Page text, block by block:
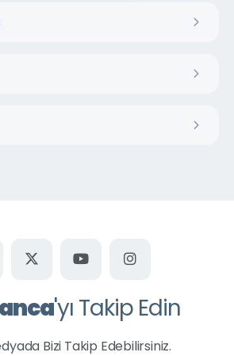
'yı Takip Edin
Bizi Takip Edebilirsiniz.